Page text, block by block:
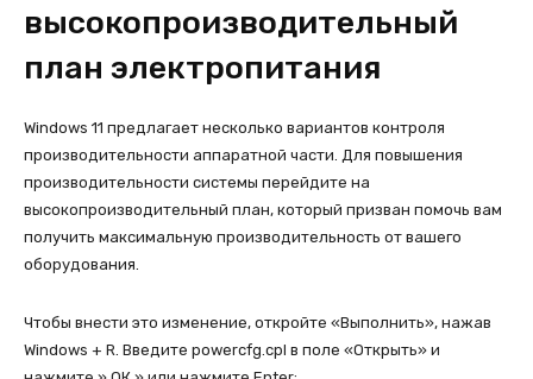
высокопроизводительный
план электропитания
Windows 11 предлагает несколько вариантов контроля
производительности аппаратной части. Для повышения
производительности системы перейдите на
высокопроизводительный план, который призван помочь вам
получить максимальную производительность от вашего
оборудования.
Чтобы внести это изменение, откройте «Выполнить», нажав
Windows + R. Введите powercfg.cpl в поле «Открыть» и